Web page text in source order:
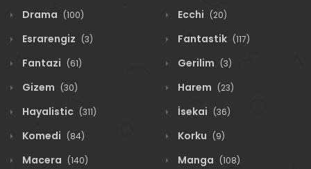
Drama (100) Ecchi (20)
Esrarengiz (3) Fantastik (117)
Fantazi (61) Gerilim (3)
Gizem (30) Harem (23)
Hayalistic (311) İsekai (36)
Komedi (84) Korku (9)
Macera (140) Manga (108)